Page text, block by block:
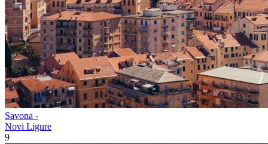
Savona -
Novi Ligure
9